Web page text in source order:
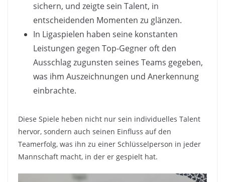
sichern, und zeigte sein Talent, in
entscheidenden Momenten zu glänzen.
In Ligaspielen haben seine konstanten
Leistungen gegen Top-Gegner oft den
Ausschlag zugunsten seines Teams gegeben,
was ihm Auszeichnungen und Anerkennung
einbrachte.
Diese Spiele heben nicht nur sein individuelles Talent
hervor, sondern auch seinen Einfluss auf den
Teamerfolg, was ihn zu einer Schlüsselperson in jeder
Mannschaft macht, in der er gespielt hat.